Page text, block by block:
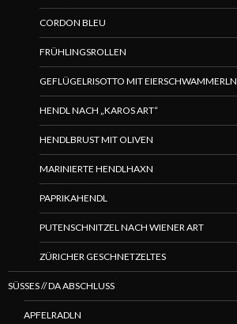
CORDON BLEU
FRÜHLINGSROLLEN
GEFLÜGELRISOTTO MIT EIERSCHWAMMERLN
HENDL NACH „KAROS ART“
HENDLBRUST MIT OLIVEN
MARINIERTE HENDLHAXN
PAPRIKAHENDL
PUTENSCHNITZEL NACH WIENER ART
ZÜRICHER GESCHNETZELTES
SÜSSES // DA ABSCHLUSS
APFELRADLN